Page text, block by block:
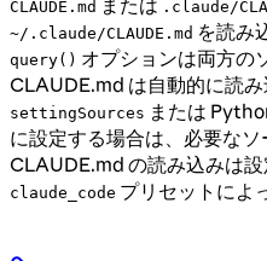
CLAUDE.md .claude/
~/.claude/CLAUDE.md を読み
query() オプションは両方の
CLAUDE.md は自動的に読
settingSources または
に設定する場合は、必要なソ
CLAUDE.md の読み込みは設
claude_code プリセットによ